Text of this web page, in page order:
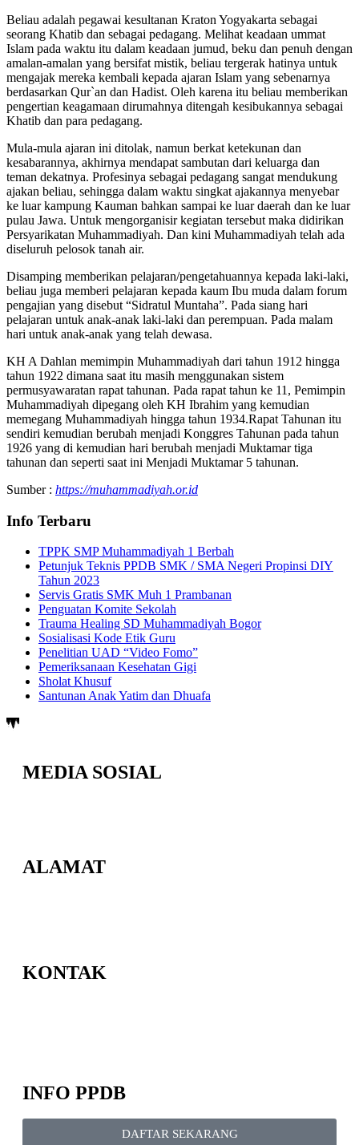
Beliau adalah pegawai kesultanan Kraton Yogyakarta sebagai
seorang Khatib dan sebagai pedagang. Melihat keadaan ummat
Islam pada waktu itu dalam keadaan jumud, beku dan penuh dengan
amalan-amalan yang bersifat mistik, beliau tergerak hatinya untuk
mengajak mereka kembali kepada ajaran Islam yang sebenarnya
berdasarkan Qur`an dan Hadist. Oleh karena itu beliau memberikan
pengertian keagamaan dirumahnya ditengah kesibukannya sebagai
Khatib dan para pedagang.
Mula-mula ajaran ini ditolak, namun berkat ketekunan dan
kesabarannya, akhirnya mendapat sambutan dari keluarga dan
teman dekatnya. Profesinya sebagai pedagang sangat mendukung
ajakan beliau, sehingga dalam waktu singkat ajakannya menyebar
ke luar kampung Kauman bahkan sampai ke luar daerah dan ke luar
pulau Jawa. Untuk mengorganisir kegiatan tersebut maka didirikan
Persyarikatan Muhammadiyah. Dan kini Muhammadiyah telah ada
diseluruh pelosok tanah air.
Disamping memberikan pelajaran/pengetahuannya kepada laki-laki,
beliau juga memberi pelajaran kepada kaum Ibu muda dalam forum
pengajian yang disebut “Sidratul Muntaha”. Pada siang hari
pelajaran untuk anak-anak laki-laki dan perempuan. Pada malam
hari untuk anak-anak yang telah dewasa.
KH A Dahlan memimpin Muhammadiyah dari tahun 1912 hingga
tahun 1922 dimana saat itu masih menggunakan sistem
permusyawaratan rapat tahunan. Pada rapat tahun ke 11, Pemimpin
Muhammadiyah dipegang oleh KH Ibrahim yang kemudian
memegang Muhammadiyah hingga tahun 1934.Rapat Tahunan itu
sendiri kemudian berubah menjadi Konggres Tahunan pada tahun
1926 yang di kemudian hari berubah menjadi Muktamar tiga
tahunan dan seperti saat ini Menjadi Muktamar 5 tahunan.
Sumber : https://muhammadiyah.or.id
Info Terbaru
TPPK SMP Muhammadiyah 1 Berbah
Petunjuk Teknis PPDB SMK / SMA Negeri Propinsi DIY
Tahun 2023
Servis Gratis SMK Muh 1 Prambanan
Penguatan Komite Sekolah
Trauma Healing SD Muhammadiyah Bogor
Sosialisasi Kode Etik Guru
Penelitian UAD “Video Fomo”
Pemeriksanaan Kesehatan Gigi
Sholat Khusuf
Santunan Anak Yatim dan Dhuafa
MEDIA SOSIAL
ALAMAT
KONTAK
INFO PPDB
DAFTAR SEKARANG